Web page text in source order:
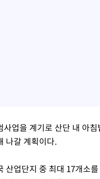
사업을 계기로 산단 내 아
나갈 계획이다.
산업단지 중 최대 17개소